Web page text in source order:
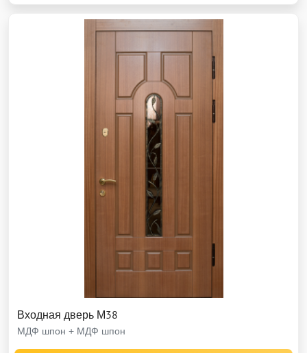
Входная дверь М38
МДФ шпон + МДФ шпон